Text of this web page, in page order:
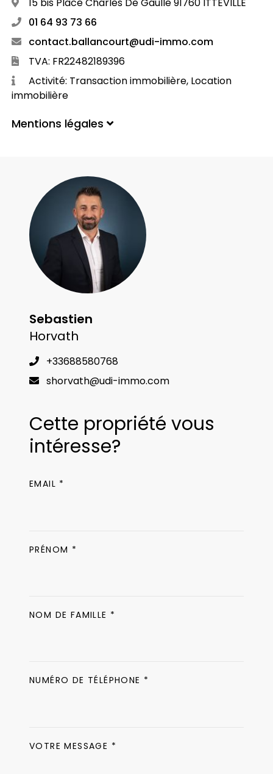
15 bis Place Charles De Gaulle 91760 ITTEVILLE
01 64 93 73 66
contact.ballancourt@udi-immo.com
TVA: FR22482189396
Activité: Transaction immobilière, Location
immobilière
Mentions légales
Sebastien
Horvath
+33688580768
shorvath@udi-immo.com
Cette propriété vous
intéresse?
PRÉNOM *
EMAIL *
NOM DE FAMILLE *
NUMÉRO DE TÉLÉPHONE *
VOTRE MESSAGE *